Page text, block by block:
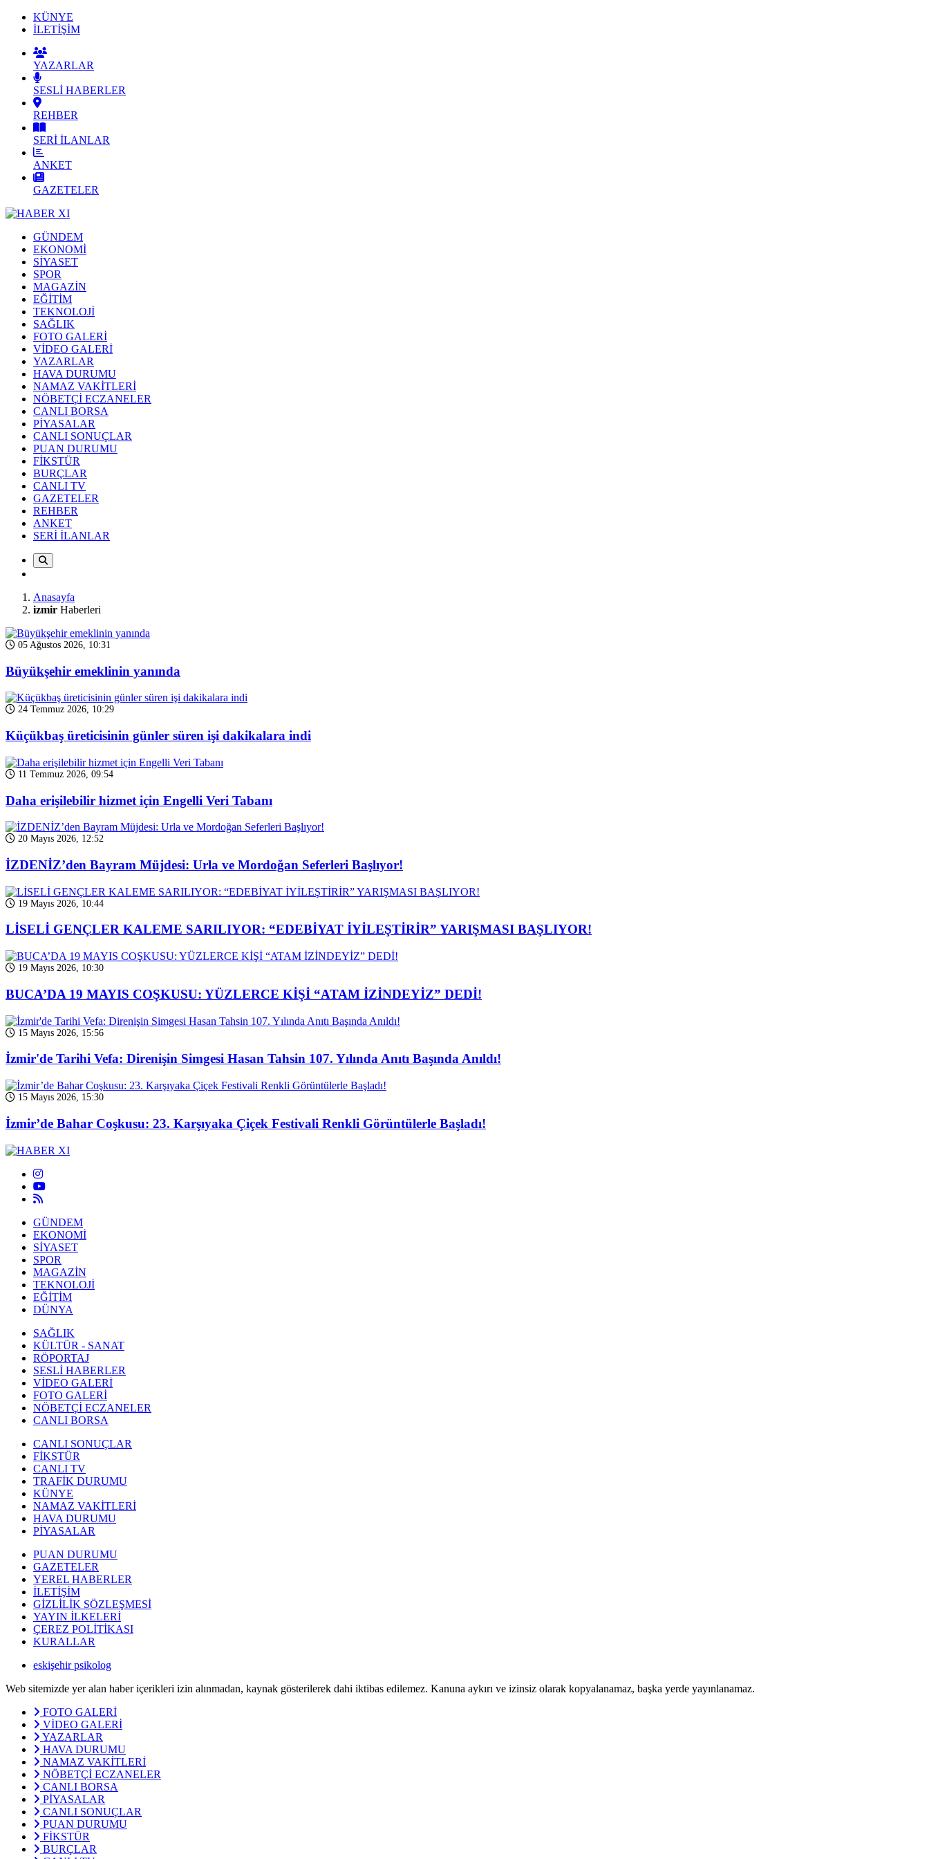
KÜNYE
İLETİŞİM
YAZARLAR
SESLİ HABERLER
REHBER
SERİ İLANLAR
ANKET
GAZETELER
GÜNDEM
EKONOMİ
SİYASET
SPOR
MAGAZİN
EĞİTİM
TEKNOLOJİ
SAĞLIK
FOTO GALERİ
VİDEO GALERİ
YAZARLAR
HAVA DURUMU
NAMAZ VAKİTLERİ
NÖBETÇİ ECZANELER
CANLI BORSA
PİYASALAR
CANLI SONUÇLAR
PUAN DURUMU
FİKSTÜR
BURÇLAR
CANLI TV
GAZETELER
REHBER
ANKET
SERİ İLANLAR
Anasayfa
izmir Haberleri
05 Ağustos 2026, 10:31
Büyükşehir emeklinin yanında
24 Temmuz 2026, 10:29
Küçükbaş üreticisinin günler süren işi dakikalara indi
11 Temmuz 2026, 09:54
Daha erişilebilir hizmet için Engelli Veri Tabanı
20 Mayıs 2026, 12:52
İZDENİZ’den Bayram Müjdesi: Urla ve Mordoğan Seferleri Başlıyor!
19 Mayıs 2026, 10:44
LİSELİ GENÇLER KALEME SARILIYOR: “EDEBİYAT İYİLEŞTİRİR” YARIŞMASI BAŞLIYOR!
19 Mayıs 2026, 10:30
BUCA’DA 19 MAYIS COŞKUSU: YÜZLERCE KİŞİ “ATAM İZİNDEYİZ” DEDİ!
15 Mayıs 2026, 15:56
İzmir'de Tarihi Vefa: Direnişin Simgesi Hasan Tahsin 107. Yılında Anıtı Başında Anıldı!
15 Mayıs 2026, 15:30
İzmir’de Bahar Coşkusu: 23. Karşıyaka Çiçek Festivali Renkli Görüntülerle Başladı!
GÜNDEM
EKONOMİ
SİYASET
SPOR
MAGAZİN
TEKNOLOJİ
EĞİTİM
DÜNYA
SAĞLIK
KÜLTÜR - SANAT
RÖPORTAJ
SESLİ HABERLER
VİDEO GALERİ
FOTO GALERİ
NÖBETÇİ ECZANELER
CANLI BORSA
CANLI SONUÇLAR
FİKSTÜR
CANLI TV
TRAFİK DURUMU
KÜNYE
NAMAZ VAKİTLERİ
HAVA DURUMU
PİYASALAR
PUAN DURUMU
GAZETELER
YEREL HABERLER
İLETİŞİM
GİZLİLİK SÖZLEŞMESİ
YAYIN İLKELERİ
ÇEREZ POLİTİKASI
KURALLAR
eskişehir psikolog
Web sitemizde yer alan haber içerikleri izin alınmadan, kaynak gösterilerek dahi iktibas edilemez. Kanuna aykırı ve izinsiz olarak kopyalanamaz, başka yerde yayınlanamaz.
FOTO GALERİ
VİDEO GALERİ
YAZARLAR
HAVA DURUMU
NAMAZ VAKİTLERİ
NÖBETÇİ ECZANELER
CANLI BORSA
PİYASALAR
CANLI SONUÇLAR
PUAN DURUMU
FİKSTÜR
BURÇLAR